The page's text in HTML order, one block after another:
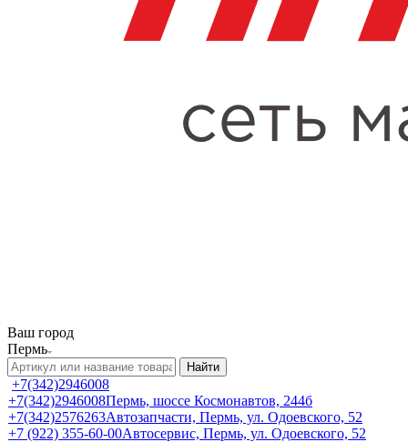
Ваш город
Пермь
Найти
+7(342)2946008
+7(342)2946008Пермь, шоссе Космонавтов, 244б
+7(342)2576263Автозапчасти, Пермь, ул. Одоевского, 52
+7 (922) 355-60-00Автосервис, Пермь, ул. Одоевского, 52